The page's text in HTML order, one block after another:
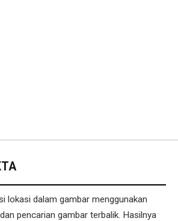
lokasi dalam gambar menggunakan
pencarian gambar terbalik. Hasilnya